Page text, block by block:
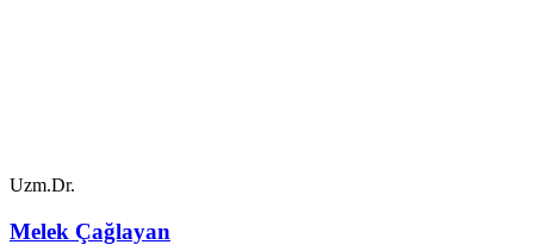
Uzm.Dr.
Melek Çağlayan